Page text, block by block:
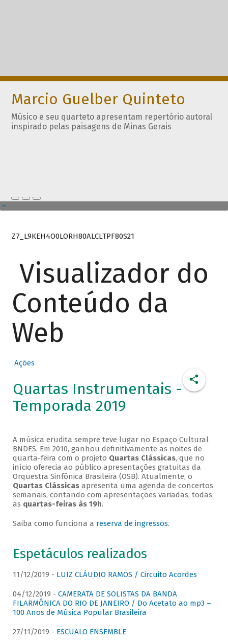
Marcio Guelber Quinteto
Músico e seu quarteto apresentam repertório autoral
inspirado pelas paisagens de Minas Gerais
Z7_L9KEH4O0LORH80ALCLTPF80S21
Visualizador do
Conteúdo da
Web
Ações
Quartas Instrumentais -
Temporada 2019
A música erudita sempre teve lugar no Espaço Cultural
BNDES. Em 2010, ganhou definitivamente as noites de
quarta-feira com o projeto Quartas Clássicas, que no
início oferecia ao público apresentações gratuitas da
Orquestra Sinfônica Brasileira (OSB). Atualmente, o
Quartas Clássicasapresenta uma agenda de concertos
semanais, contando com apresentações variadas, todas
as quartas-feiras às 19h.
Saiba como funciona a reserva de ingressos.
Espetáculos realizados
11/12/2019 - LUIZ CLÁUDIO RAMOS / Circuito Acordes
04/12/2019 - CAMERATA DE SOLISTAS DA BANDA
FILARMÔNICA DO RIO DE JANEIRO / Do Acetato ao mp3 –
100 Anos de Música Popular Brasileira
27/11/2019 - ESCUALO ENSEMBLE